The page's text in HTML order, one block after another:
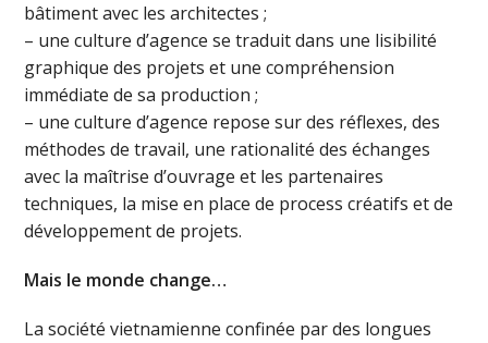
bâtiment avec les architectes ;
– une culture d’agence se traduit dans une lisibilité
graphique des projets et une compréhension
immédiate de sa production ;
– une culture d’agence repose sur des réflexes, des
méthodes de travail, une rationalité des échanges
avec la maîtrise d’ouvrage et les partenaires
techniques, la mise en place de process créatifs et de
développement de projets.
Mais le monde change…
La société vietnamienne confinée par des longues